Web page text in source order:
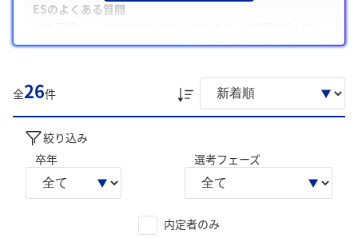
ESのよくある質問
す。
テストが無い、またはテストがない場合が多い
面接の特徴
面接は穏やかな雰囲気で、「自己PR」や「志望動機」について
よく聞かれます。
内定承諾と辞退
内定承諾した学生は、「信託銀行としての情報量の多さが魅力
しています。一方内定を辞退した学生は「他社に内々定をいた
全26件
絞り込み
卒年
選考フェーズ
内定者のみ